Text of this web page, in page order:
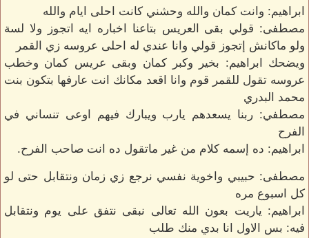
ابراهيم: وانت كمان والله وحشني كانت احلى ايام والله
مصطفى: قولي بقى العريس بتاعنا اخباره ايه اتجوز ولا لسة
ولو ماكانش إتجوز قولي وانا عندي له احلى عروسه زي القمر
ويضحك ابراهيم: بخير وكبر كمان وبقى عريس كمان وخطب
عروسه تقول للقمر قوم وانا اقعد مكانك انت عارفها بتكون بنت
محمد البدري
مصطفي: ربنا يسعدهم يارب ويبارك فيهم اوعى تنساني في
الفرح
ابراهيم: ده إسمه كلام من غير ماتقول ده انت صاحب الفرح.
مصطفى: حبيبي واخوية نفسي نرجع زي زمان ونتقابل حتى لو
كل اسبوع مره
ابراهيم: ياريت بعون الله تعالى نبقى نتفق على يوم ونتقابل
فيه: بس الاول انا بدي منك طلب